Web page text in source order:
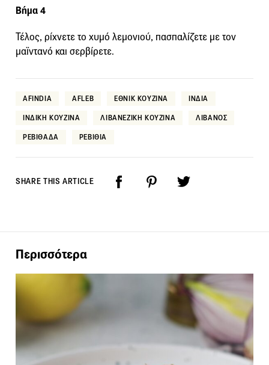
Βήμα 4
Τέλος, ρίχνετε το χυμό λεμονιού, πασπαλίζετε με τον
μαϊντανό και σερβίρετε.
AFINDIA AFLEB ΕΘΝΙΚ ΚΟΥΖΙΝΑ ΙΝΔΙΑ
ΙΝΔΙΚΗ ΚΟΥΖΙΝΑ ΛΙΒΑΝΕΖΙΚΗ ΚΟΥΖΙΝΑ ΛΙΒΑΝΟΣ
ΡΕΒΙΘΑΔΑ ΡΕΒΙΘΙΑ
SHARE THIS ARTICLE
Περισσότερα